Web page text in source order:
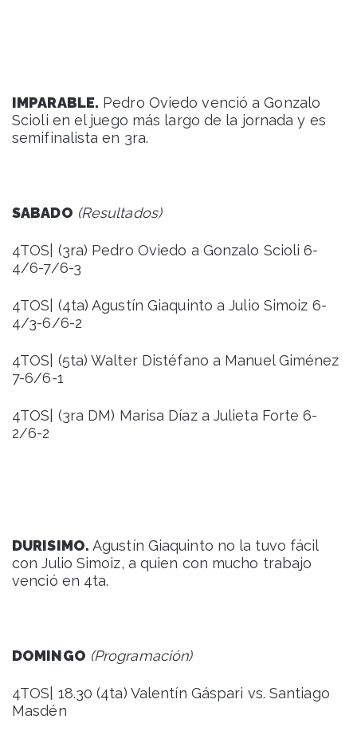
IMPARABLE. Pedro Oviedo venció a Gonzalo
Scioli en el juego más largo de la jornada y es
semifinalista en 3ra.
SABADO (Resultados)
4TOS| (3ra) Pedro Oviedo a Gonzalo Scioli 6-
4/6-7/6-3
4TOS| (4ta) Agustín Giaquinto a Julio Simoiz 6-
4/3-6/6-2
4TOS| (5ta) Walter Distéfano a Manuel Giménez
7-6/6-1
4TOS| (3ra DM) Marisa Díaz a Julieta Forte 6-
2/6-2
DURISIMO. Agustín Giaquinto no la tuvo fácil
con Julio Simoiz, a quien con mucho trabajo
venció en 4ta.
DOMINGO (Programación)
4TOS| 18.30 (4ta) Valentín Gáspari vs. Santiago
Masdén